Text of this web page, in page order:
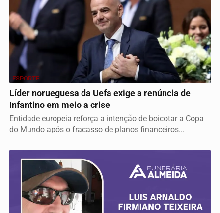
ESPORTE
Líder norueguesa da Uefa exige a renúncia de
Infantino em meio a crise
Entidade europeia reforça a intenção de boicotar a Copa
do Mundo após o fracasso de planos financeiros...